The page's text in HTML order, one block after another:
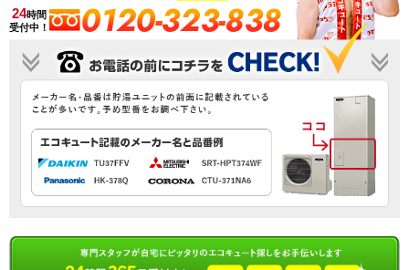
24時間
受付中！
0120-323-838